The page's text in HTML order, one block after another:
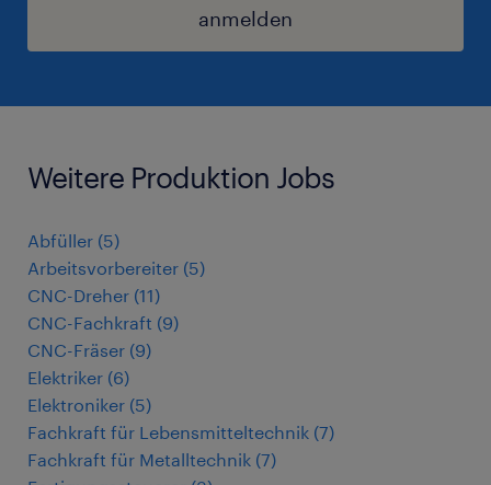
anmelden
Weitere Produktion Jobs
Abfüller (5)
Arbeitsvorbereiter (5)
CNC-Dreher (11)
CNC-Fachkraft (9)
CNC-Fräser (9)
Elektriker (6)
Elektroniker (5)
Fachkraft für Lebensmitteltechnik (7)
Fachkraft für Metalltechnik (7)